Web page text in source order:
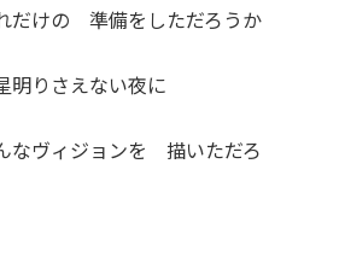
けの 準備をしただろうか
りさえない夜に
ヴィジョンを 描いただろ